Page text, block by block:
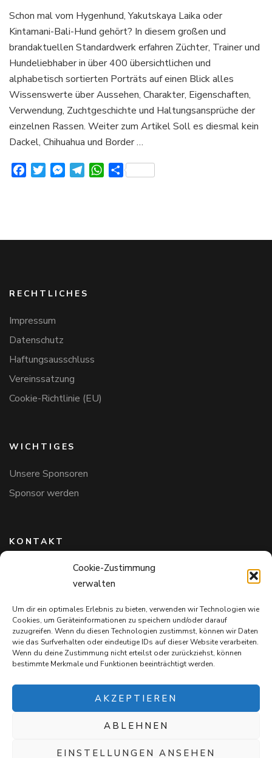
Cookie-Zustimmung
verwalten
Um dir ein optimales Erlebnis zu bieten, verwenden wir Technologien wie
Cookies, um Geräteinformationen zu speichern und/oder darauf
zuzugreifen. Wenn du diesen Technologien zustimmst, können wir Daten
wie das Surfverhalten oder eindeutige IDs auf dieser Website verarbeiten.
Wenn du deine Zustimmung nicht erteilst oder zurückziehst, können
bestimmte Merkmale und Funktionen beeinträchtigt werden.
AKZEPTIEREN
ABLEHNEN
EINSTELLUNGEN ANSEHEN
Hunderassen
von
A-
Alles
über
Aussehen
Charakter
und
Verhalten
Schon mal vom Hygenhund, Yakutskaya Laika oder
Kintamani-Bali-Hund gehört? In diesem großen und
brandaktuellen Standardwerk erfahren Züchter, Trainer und
Hundeliebhaber in über 400 übersichtlichen und
alphabetisch sortierten Porträts auf einen Blick alles
Wissenswerte über Aussehen, Charakter, Eigenschaften,
Verwendung, Zuchtgeschichte und Haltungsansprüche der
einzelnen Rassen. Weiter zum Artikel Soll es diesmal kein
Dackel, Chihuahua und Border …
FacebookTwitterMessenger
TelegramWhatsApp
Teilen
RECHTLICHES
Impressum
Datenschutz
Haftungsausschluss
Vereinssatzung
Cookie-Richtlinie (EU)
WICHTIGES
Unsere Sponsoren
Sponsor werden
KONTAKT
Hundefreunde in Bayern e.V.
Markus Willi Ebert
97711 Maßbach
+49 172 85 64 937
Hundefreundeinbayern@web.de
Hundefreunde in Bayern e.V. – und verwöhnt eure Fellnasen!